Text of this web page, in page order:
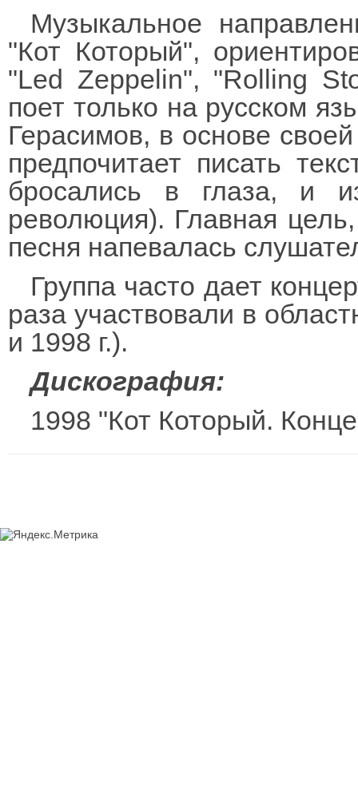
Музыкальное
"Кот Который",
"Led Zeppelin", "Rolling
поет только на русском
Герасимов, в основе
предпочитает писать
бросались в глаза, и
революция). Главная
песня напевалась
Группа часто дает
раза участвовали в
и 1998 г.).
Дискография:
1998 "Кот Который.